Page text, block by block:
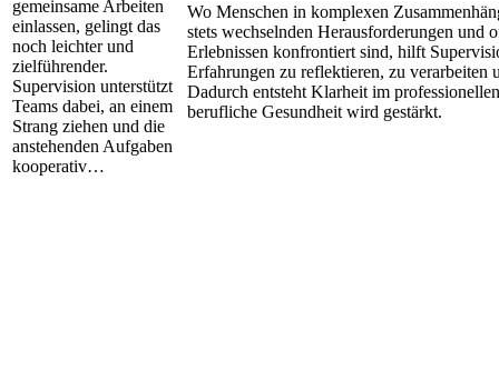
gemeinsame Arbeiten
einlassen, gelingt das
noch leichter und
zielführender.
Supervision unterstützt
Teams dabei, an einem
Strang ziehen und die
anstehenden Aufgaben
kooperativ…
Wo Menschen in komplexen
stets wechselnden Herausforderungen und
Erlebnissen konfrontiert sind, hilft
Erfahrungen zu reflektieren, zu verarbeiten
Dadurch entsteht Klarheit im
berufliche Gesundheit wird gestärkt.